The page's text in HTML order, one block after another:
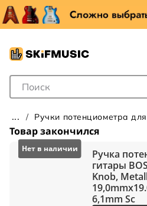
Поле для Поиска
Ручки потенциометра
Товар закончился
Ручка
гитары
Knob,
6,1mm Sc